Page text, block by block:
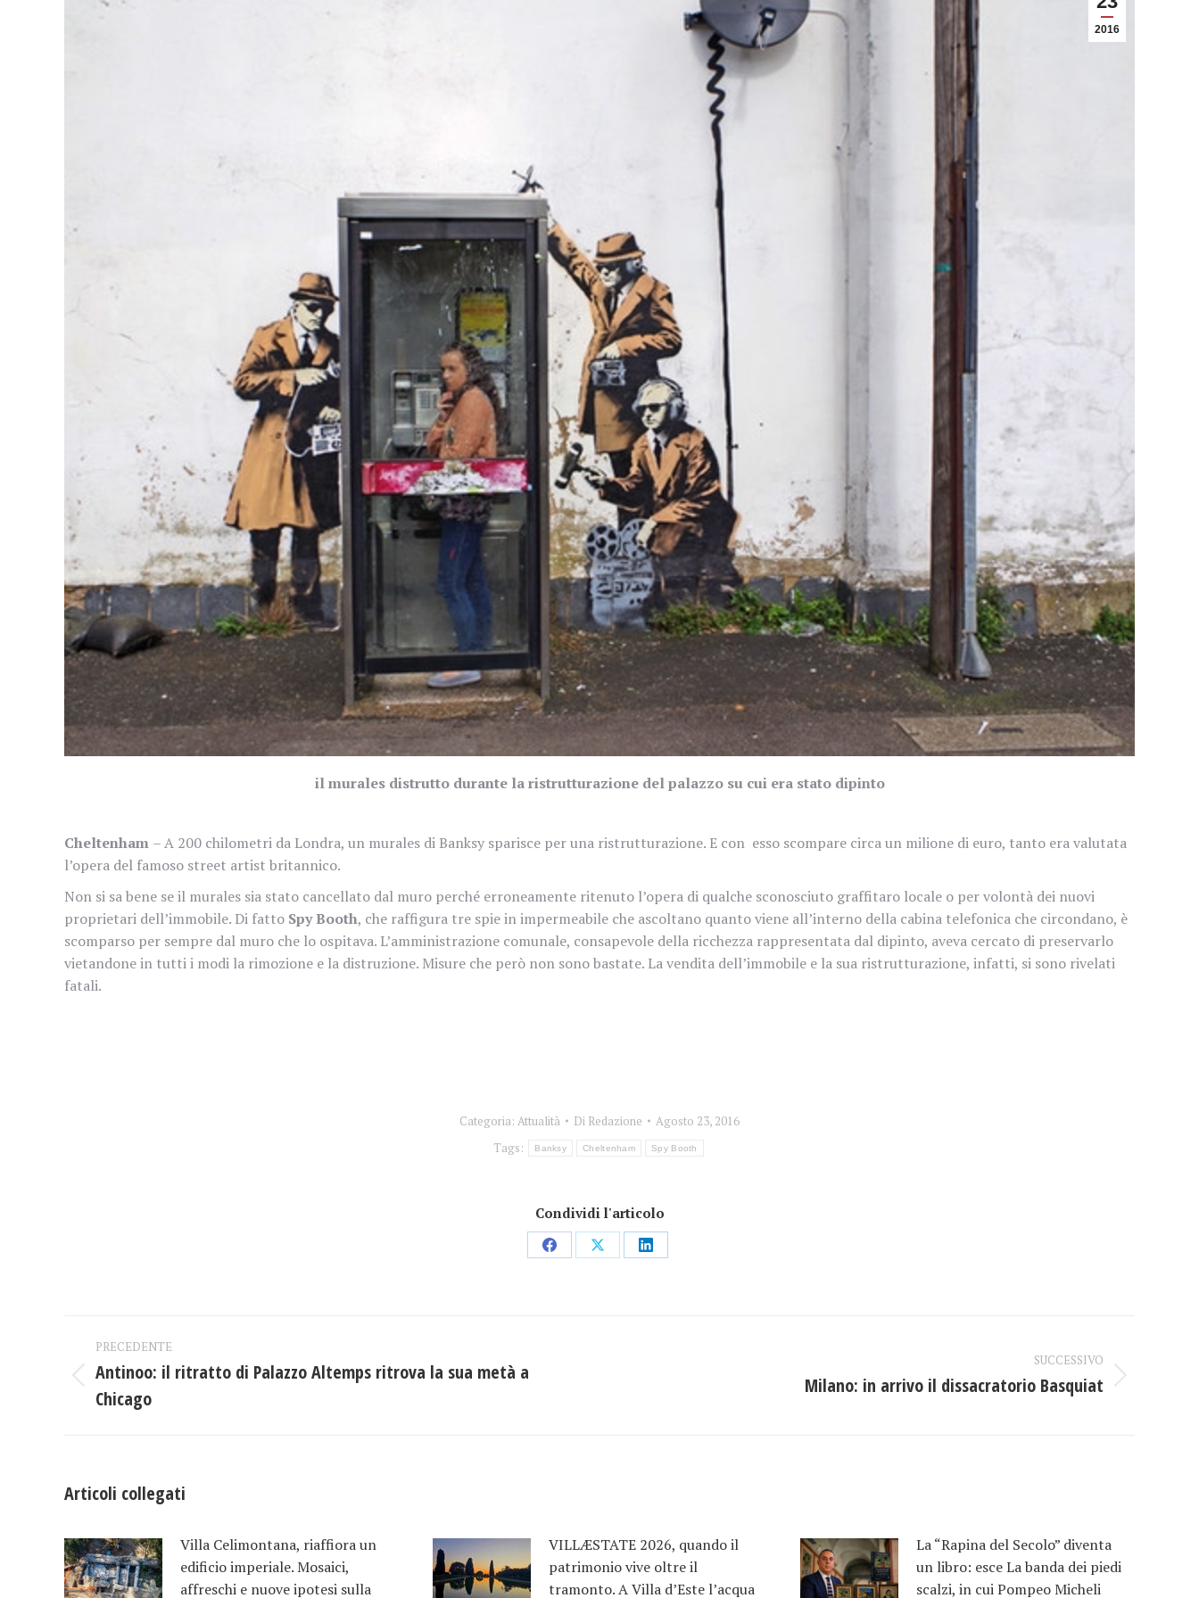
2016
il murales distrutto durante la ristrutturazione del palazzo su cui era stato dipinto
Cheltenham – A 200 chilometri da Londra, un murales di Banksy sparisce per una ristrutturazione. E con esso scompare circa un milione di euro, tanto era valutata
l’opera del famoso street artist britannico.
Non si sa bene se il murales sia stato cancellato dal muro perché erroneamente ritenuto l’opera di qualche sconosciuto graffitaro locale o per volontà dei nuovi
proprietari dell’immobile. Di fatto Spy Booth, che raffigura tre spie in impermeabile che ascoltano quanto viene all’interno della cabina telefonica che circondano, è
scomparso per sempre dal muro che lo ospitava. L’amministrazione comunale, consapevole della ricchezza rappresentata dal dipinto, aveva cercato di preservarlo
vietandone in tutti i modi la rimozione e la distruzione. Misure che però non sono bastate. La vendita dell’immobile e la sua ristrutturazione, infatti, si sono rivelati
fatali.
Categoria: Attualità Di Redazione
Agosto 23, 2016
Tags:
Banksy Cheltenham Spy Booth
Condividi l'articolo
CondividiCondividiCondividi
Naviga
tra
PRECEDENTE
Post
precedente:
Antinoo: il ritratto di Palazzo Altemps ritrova la sua metà a
Chicago
SUCCESSIVO
Milano: in arrivo il dissacratorio Basquiat
Articoli collegati
Villa Celimontana, riaffiora un
edificio imperiale. Mosaici,
affreschi e nuove ipotesi sulla
VILLÆSTATE 2026, quando il
patrimonio vive oltre il
tramonto. A Villa d’Este l’acqua
La “Rapina del Secolo” diventa
un libro: esce La banda dei piedi
scalzi, in cui Pompeo Micheli